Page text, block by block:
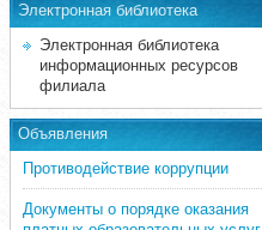
Электронная библиотека
Электронная библиотека
информационных ресурсов
филиала
Объявления
Противодействие коррупции
Документы о порядке оказания